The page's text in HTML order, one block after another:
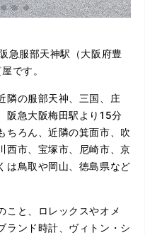
急服部天神駅（大阪府豊
です。
隣の服部天神、三国、庄
阪急大阪梅田駅より15分
ちろん、近隣の箕面市、吹
西市、宝塚市、尼崎市、京
は鳥取や岡山、徳島県など
こと、ロレックスやオメ
ランド時計、ヴィトン・シ